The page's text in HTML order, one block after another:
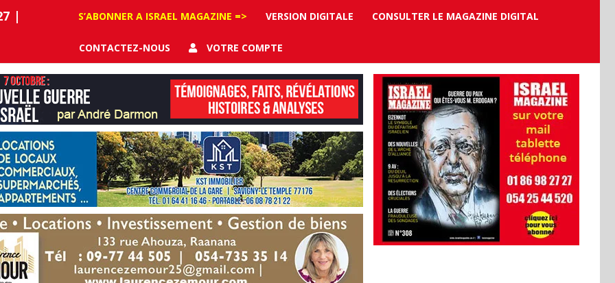
|
S’ABONNER A ISRAEL MAGAZINE => VERSION DIGITALE CONSULTER LE MAGAZINE DIGITAL
CONTACTEZ-NOUS VOTRE COMPTE